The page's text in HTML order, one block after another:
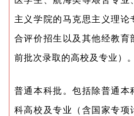
主义学院的马克思主义理论
合评价招生以及其他经教育
前批次录取的高校及专业）。
普通本科批。包括除普通本
科高校及专业（含国家专项